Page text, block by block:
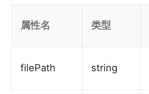
属性名 类型
filePath string